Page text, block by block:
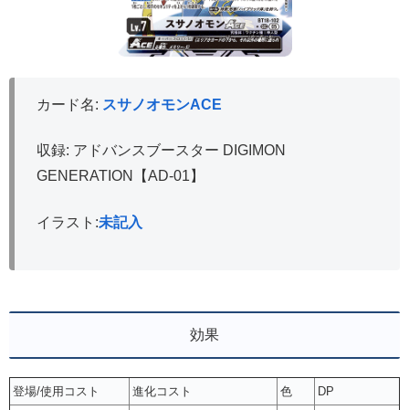
カード名: スサノオモンACE
収録: アドバンスブースター DIGIMON
GENERATION【AD-01】
イラスト:未記入
効果
登場/使用コスト 進化コスト 色
DP